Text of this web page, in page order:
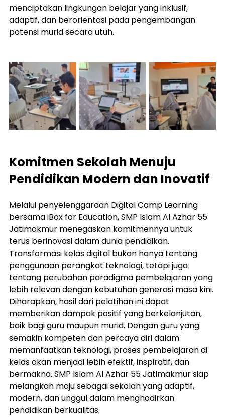
menciptakan lingkungan belajar yang inklusif,
adaptif, dan berorientasi pada pengembangan
potensi murid secara utuh.
Komitmen Sekolah Menuju
Pendidikan Modern dan Inovatif
Melalui penyelenggaraan Digital Camp Learning
bersama iBox for Education, SMP Islam Al Azhar 55
Jatimakmur menegaskan komitmennya untuk
terus berinovasi dalam dunia pendidikan.
Transformasi kelas digital bukan hanya tentang
penggunaan perangkat teknologi, tetapi juga
tentang perubahan paradigma pembelajaran yang
lebih relevan dengan kebutuhan generasi masa kini.
Diharapkan, hasil dari pelatihan ini dapat
memberikan dampak positif yang berkelanjutan,
baik bagi guru maupun murid. Dengan guru yang
semakin kompeten dan percaya diri dalam
memanfaatkan teknologi, proses pembelajaran di
kelas akan menjadi lebih efektif, inspiratif, dan
bermakna. SMP Islam Al Azhar 55 Jatimakmur siap
melangkah maju sebagai sekolah yang adaptif,
modern, dan unggul dalam menghadirkan
pendidikan berkualitas.